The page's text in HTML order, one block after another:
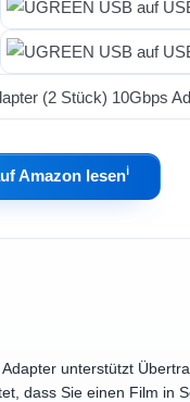
Amazon lesenℹ︎
unterstützt
dass Sie einen Film in